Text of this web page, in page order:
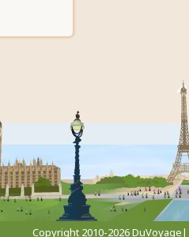
Copyright 2010-2026 DuVoyage|